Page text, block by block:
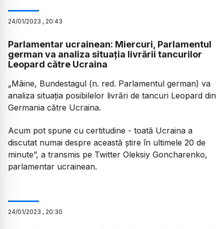
24/01/2023 , 20:43
Parlamentar ucrainean: Miercuri, Parlamentul
german va analiza situația livrării tancurilor
Leopard către Ucraina
„Mâine, Bundestagul (n. red. Parlamentul german) va
analiza situația posibilelor livrări de tancuri Leopard din
Germania către Ucraina.
Acum pot spune cu certitudine - toată Ucraina a
discutat numai despre această știre în ultimele 20 de
minute”, a transmis pe Twitter Oleksiy Goncharenko,
parlamentar ucrainean.
24/01/2023 , 20:30